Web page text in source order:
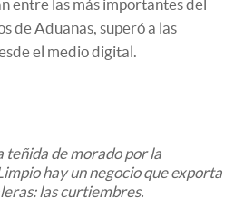
entre las más importantes del
de Aduanas, superó a las
el medio digital.
teñida de morado por la
hay un negocio que exporta
las curtiembres.